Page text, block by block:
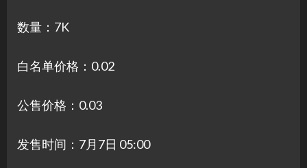
数量：7K
白名单价格：0.02
公售价格：0.03
发售时间：7月7日 05:00